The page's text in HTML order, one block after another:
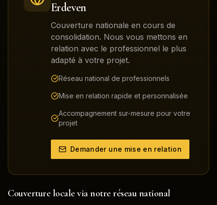
Erdeven
Couverture nationale en cours de
consolidation. Nous vous mettons en
relation avec le professionnel le plus
adapté à votre projet.
Réseau national de professionnels
Mise en relation rapide et personnalisée
Accompagnement sur-mesure pour votre
projet
Demander une mise en relation
Couverture locale via notre réseau national